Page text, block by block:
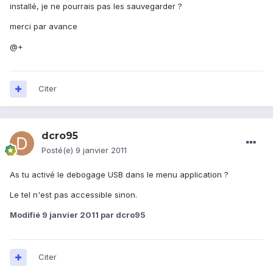
installé, je ne pourrais pas les sauvegarder ?
merci par avance
@+
Citer
dcro95
Posté(e) 9 janvier 2011
As tu activé le debogage USB dans le menu application ?
Le tel n'est pas accessible sinon.
Modifié 9 janvier 2011 par dcro95
Citer